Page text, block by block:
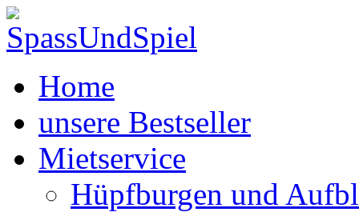
Home
unsere Bestseller
Mietservice
Hüpfburgen und